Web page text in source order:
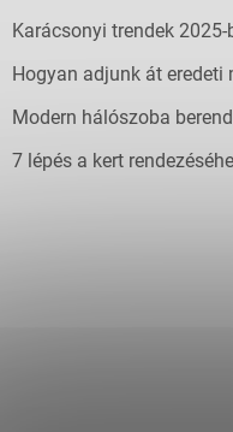
Karácsonyi trendek 2025-
Hogyan adjunk át
Modern hálószoba
7 lépés a kert